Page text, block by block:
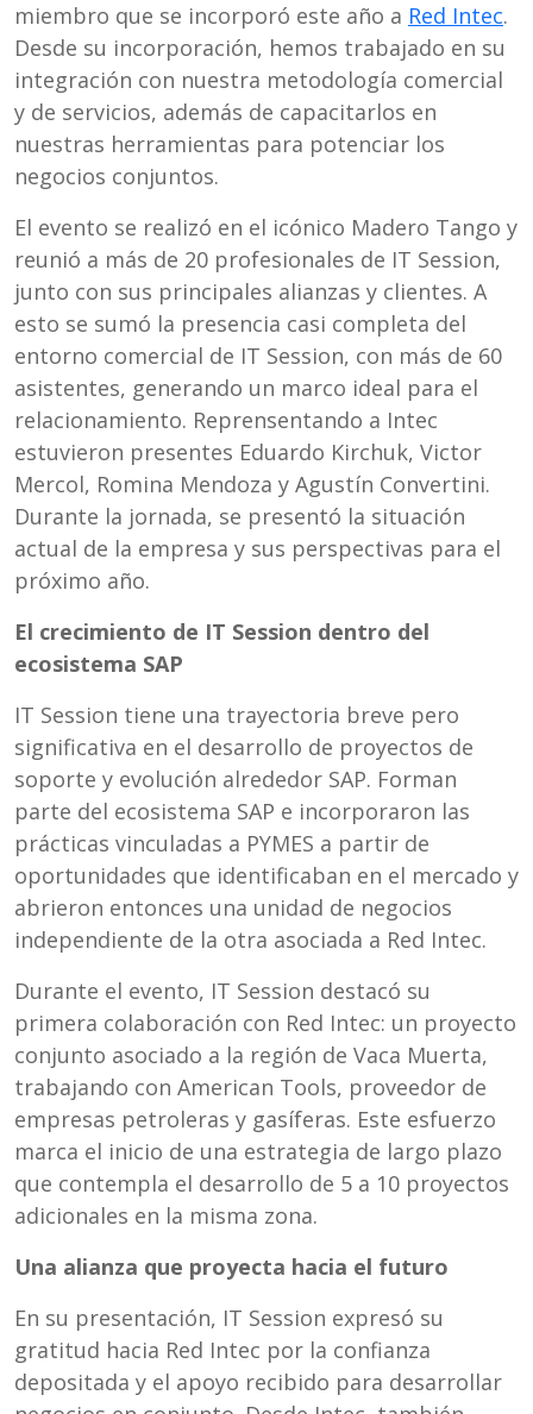
miembro que se incorporó este año a Red Intec.
Desde su incorporación, hemos trabajado en su
integración con nuestra metodología comercial
y de servicios, además de capacitarlos en
nuestras herramientas para potenciar los
negocios conjuntos.
El evento se realizó en el icónico Madero Tango y
reunió a más de 20 profesionales de IT Session,
junto con sus principales alianzas y clientes. A
esto se sumó la presencia casi completa del
entorno comercial de IT Session, con más de 60
asistentes, generando un marco ideal para el
relacionamiento. Reprensentando a Intec
estuvieron presentes Eduardo Kirchuk, Victor
Mercol, Romina Mendoza y Agustín Convertini.
Durante la jornada, se presentó la situación
actual de la empresa y sus perspectivas para el
próximo año.
El crecimiento de IT Session dentro del
ecosistema SAP
IT Session tiene una trayectoria breve pero
significativa en el desarrollo de proyectos de
soporte y evolución alrededor SAP. Forman
parte del ecosistema SAP e incorporaron las
prácticas vinculadas a PYMES a partir de
oportunidades que identificaban en el mercado y
abrieron entonces una unidad de negocios
independiente de la otra asociada a Red Intec.
Durante el evento, IT Session destacó su
primera colaboración con Red Intec: un proyecto
conjunto asociado a la región de Vaca Muerta,
trabajando con American Tools, proveedor de
empresas petroleras y gasíferas. Este esfuerzo
marca el inicio de una estrategia de largo plazo
que contempla el desarrollo de 5 a 10 proyectos
adicionales en la misma zona.
Una alianza que proyecta hacia el futuro
En su presentación, IT Session expresó su
gratitud hacia Red Intec por la confianza
depositada y el apoyo recibido para desarrollar